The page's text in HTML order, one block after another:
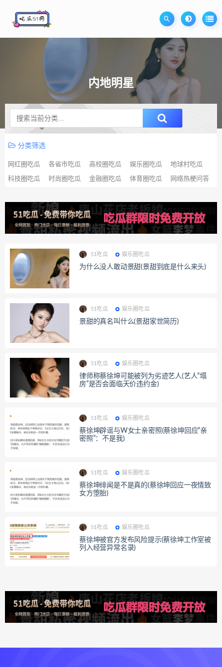
内地明星
升级SVIP无限免费下载
分类筛选
网红圈吃瓜 各省市吃瓜 高校圈吃瓜 娱乐圈吃瓜 地球村吃瓜
科技圈吃瓜 时尚圈吃瓜 金融圈吃瓜 体育圈吃瓜 网络热梗问答
51吃瓜 娱乐圈吃瓜
为什么没人敢动景甜(景甜到底是什么来头)
51吃瓜 娱乐圈吃瓜
景甜的真名叫什么(景甜家世简历)
51吃瓜 娱乐圈吃瓜
律师称蔡徐坤可能被列为劣迹艺人(艺人“塌
房”是否会面临天价违约金)
51吃瓜 娱乐圈吃瓜
蔡徐坤辟谣与W女士亲密照(蔡徐坤回应“亲
密照”：不是我)
51吃瓜 娱乐圈吃瓜
蔡徐坤绯闻是不是真的(蔡徐坤回应一夜情致
女方堕胎)
51吃瓜 娱乐圈吃瓜
蔡徐坤被官方发布风险提示(蔡徐坤工作室被
列入经营异常名录)